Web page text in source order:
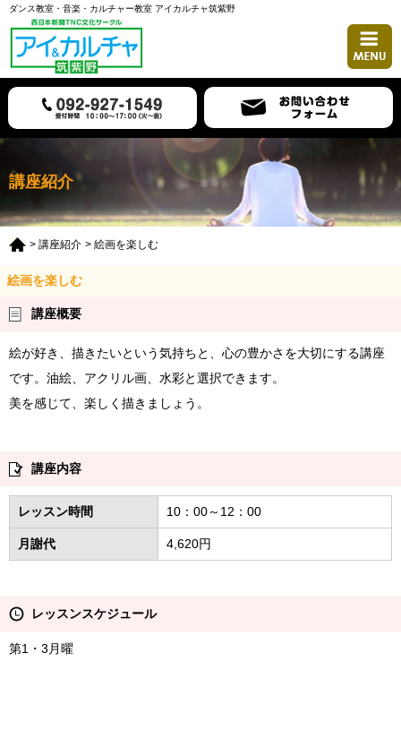
ダンス教室・音楽・カルチャー教室 アイカルチャ筑紫野
ホーム
講座紹介
スケジュール
講師紹介
講座紹介
> 講座紹介 > 絵画を楽しむ
絵画を楽しむ
講座概要
絵が好き、描きたいという気持ちと、心の豊かさを大切にする講座
です。油絵、アクリル画、水彩と選択できます。
美を感じて、楽しく描きましょう。
講座内容
レッスン時間 10：00～12：00
月謝代 4,620円
レッスンスケジュール
第1・3月曜